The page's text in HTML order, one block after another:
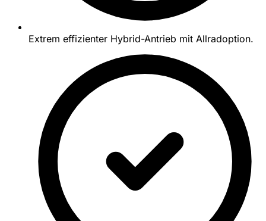
Extrem effizienter Hybrid-Antrieb mit Allradoption.